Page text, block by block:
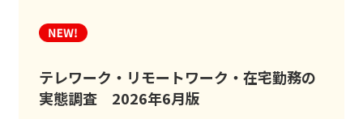
テレワーク・リモートワーク・在宅勤務の
実態調査 2026年6月版